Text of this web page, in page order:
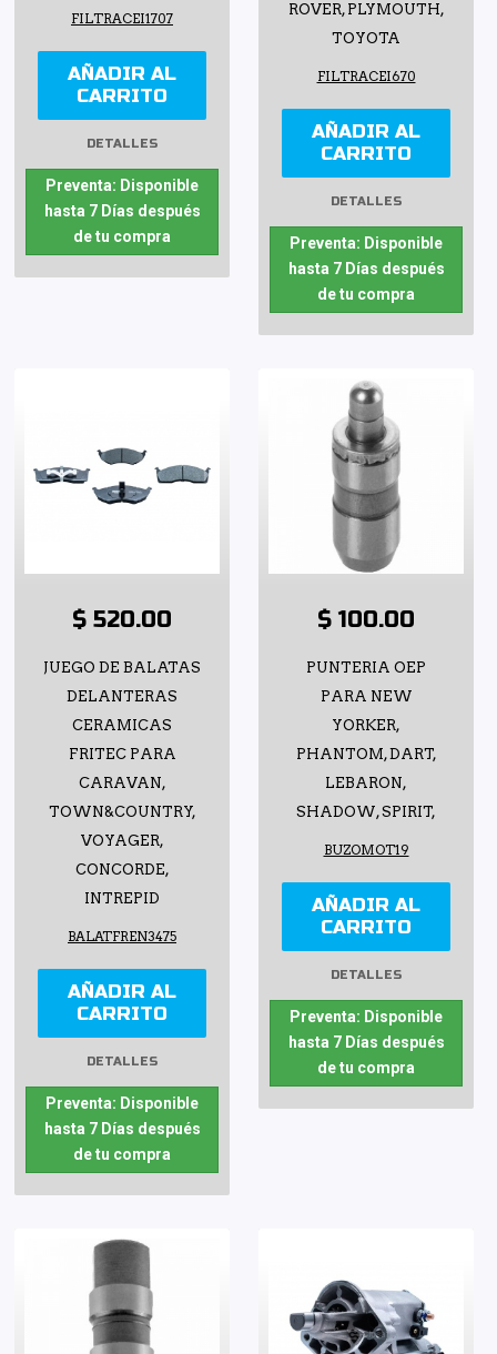
FILTRACEI1707
AÑADIR AL
CARRITO
DETALLES
Preventa: Disponible
hasta 7 Días después
de tu compra
ROVER, PLYMOUTH,
TOYOTA
FILTRACEI670
AÑADIR AL
CARRITO
DETALLES
Preventa: Disponible
hasta 7 Días después
de tu compra
$ 520.00
JUEGO DE BALATAS
DELANTERAS
CERAMICAS
FRITEC PARA
CARAVAN,
TOWN&COUNTRY,
VOYAGER,
CONCORDE,
INTREPID
BALATFREN3475
AÑADIR AL
CARRITO
DETALLES
Preventa: Disponible
hasta 7 Días después
de tu compra
$ 100.00
PUNTERIA OEP
PARA NEW
YORKER,
PHANTOM, DART,
LEBARON,
SHADOW, SPIRIT,
BUZOMOT19
AÑADIR AL
CARRITO
DETALLES
Preventa: Disponible
hasta 7 Días después
de tu compra